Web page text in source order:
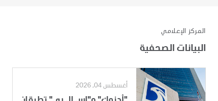
المركز الإعلامي
البيانات الصحفية
أغسطس 04, 2026